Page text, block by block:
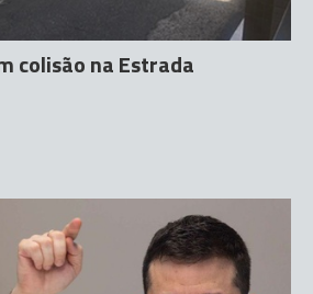
colisão na Estrada